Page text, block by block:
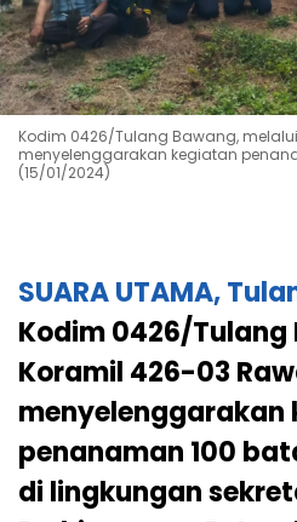
Kodim 0426/Tulang Bawang,
menyelenggarakan kegiatan
(15/01/2024)
SUARA UTAMA,
Kodim 0426/Tulang
Koramil 426-03
menyelenggarakan
penanaman 100
di lingkungan